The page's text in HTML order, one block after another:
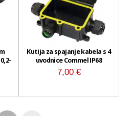
Kutija za spajanje kabela s 4
uvodnice Commel IP68
7,00 €